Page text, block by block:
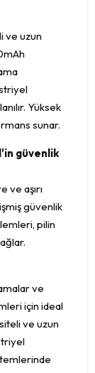
ve uzun
Yüksek
sunar.
güvenlik
ve aşırı
güvenlik
pilin
ve
için ideal
ve uzun